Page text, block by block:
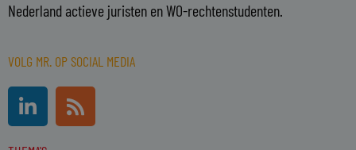
Nederland actieve juristen en WO-rechtenstudenten.
VOLG MR. OP SOCIAL MEDIA
L
i
n
R
s
s